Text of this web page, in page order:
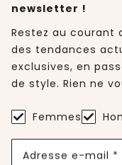
newsletter !
Restez au courant
des tendances
exclusives, en
de style. Rien ne
Femmes
Adresse e-mail *